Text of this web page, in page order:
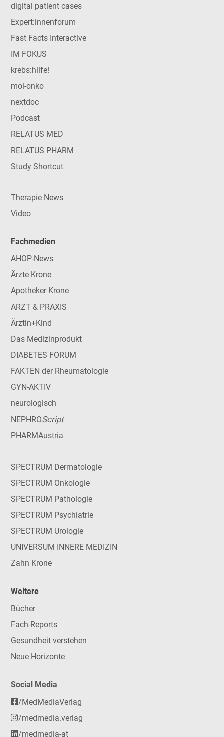
digital patient cases
Expert:innenforum
Fast Facts Interactive
IM FOKUS
krebs:hilfe!
mol-onko
nextdoc
Podcast
RELATUS MED
RELATUS PHARM
Study Shortcut
Therapie News
Video
Fachmedien
AHOP-News
Ärzte Krone
Apotheker Krone
ARZT & PRAXIS
Ärztin+Kind
Das Medizinprodukt
DIABETES FORUM
FAKTEN der Rheumatologie
GYN-AKTIV
neurologisch
NEPHROScript
PHARMAustria
SPECTRUM Dermatologie
SPECTRUM Onkologie
SPECTRUM Pathologie
SPECTRUM Psychiatrie
SPECTRUM Urologie
UNIVERSUM INNERE MEDIZIN
Zahn Krone
Weitere
Bücher
Fach-Reports
Gesundheit verstehen
Neue Horizonte
Social Media
/MedMediaVerlag
/medmedia.verlag
/medmedia-at